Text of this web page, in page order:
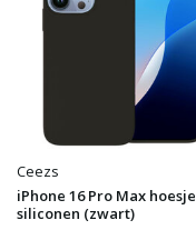
Ceezs
iPhone 16 Pro Max hoesje
siliconen (zwart)